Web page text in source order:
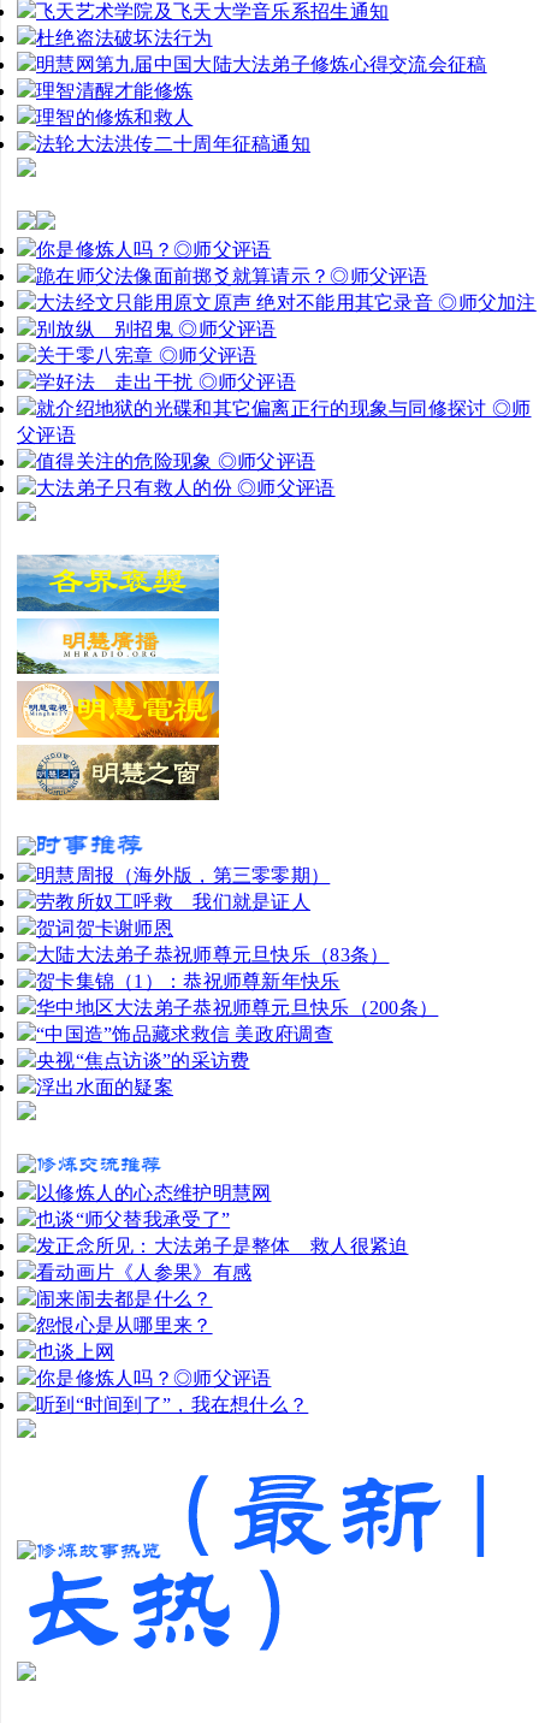
飞天艺术学院及飞天大学音乐系招生通知
杜绝盗法破坏法行为
明慧网第九届中国大陆大法弟子修炼心得交流会征稿
理智清醒才能修炼
理智的修炼和救人
法轮大法洪传二十周年征稿通知
你是修炼人吗？◎师父评语
跪在师父法像面前掷爻就算请示？◎师父评语
大法经文只能用原文原声 绝对不能用其它录音 ◎师父加注
别放纵 别招鬼 ◎师父评语
关于零八宪章 ◎师父评语
学好法 走出干扰 ◎师父评语
就介绍地狱的光碟和其它偏离正行的现象与同修探讨 ◎师
父评语
值得关注的危险现象 ◎师父评语
大法弟子只有救人的份 ◎师父评语
明慧周报（海外版，第三零零期）
劳教所奴工呼救 我们就是证人
贺词贺卡谢师恩
大陆大法弟子恭祝师尊元旦快乐（83条）
贺卡集锦（1）：恭祝师尊新年快乐
华中地区大法弟子恭祝师尊元旦快乐（200条）
“中国造”饰品藏求救信 美政府调查
央视“焦点访谈”的采访费
浮出水面的疑案
以修炼人的心态维护明慧网
也谈“师父替我承受了”
发正念所见：大法弟子是整体 救人很紧迫
看动画片《人参果》有感
闹来闹去都是什么？
怨恨心是从哪里来？
也谈上网
你是修炼人吗？◎师父评语
听到“时间到了”，我在想什么？